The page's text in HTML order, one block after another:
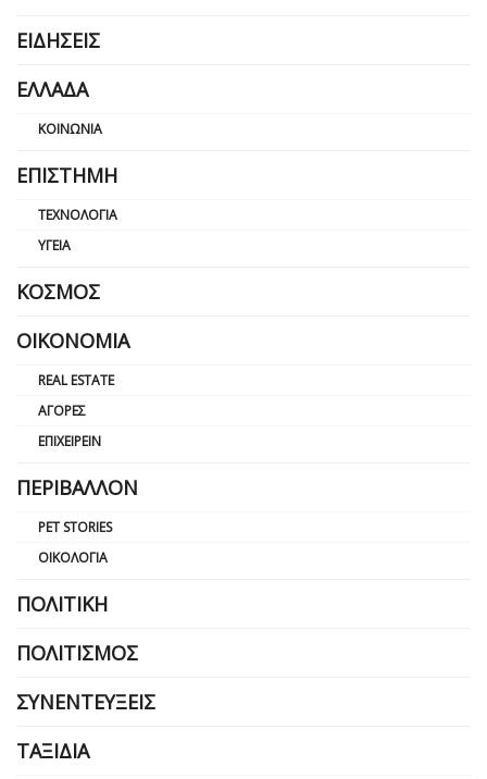
ΕΙΔΉΣΕΙΣ
ΕΛΛΆΔΑ
ΚΟΙΝΩΝΊΑ
ΕΠΙΣΤΉΜΗ
ΤΕΧΝΟΛΟΓΊΑ
ΥΓΕΊΑ
ΚΌΣΜΟΣ
ΟΙΚΟΝΟΜΊΑ
REAL ESTATE
ΑΓΟΡΈΣ
ΕΠΙΧΕΙΡΕΊΝ
ΠΕΡΙΒΆΛΛΟΝ
PET STORIES
ΟΙΚΟΛΟΓΊΑ
ΠΟΛΙΤΙΚΉ
ΠΟΛΙΤΙΣΜΌΣ
ΣΥΝΕΝΤΕΎΞΕΙΣ
ΤΑΞΊΔΙΑ